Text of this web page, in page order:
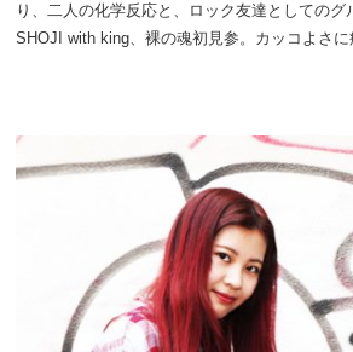
り、二人の化学反応と、ロック友達としてのグ
SHOJI with king、裸の魂初見参。カッコよさに